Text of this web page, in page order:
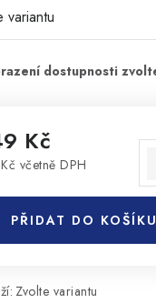
Kč
včetně DPH
PŘIDAT DO KOŠÍKU
Zvolte variantu